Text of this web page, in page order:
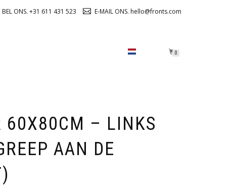
BEL ONS. +31 611 431 523 E-MAIL ONS. hello@fronts.com
0
60X80CM – LINKS
AAN DE